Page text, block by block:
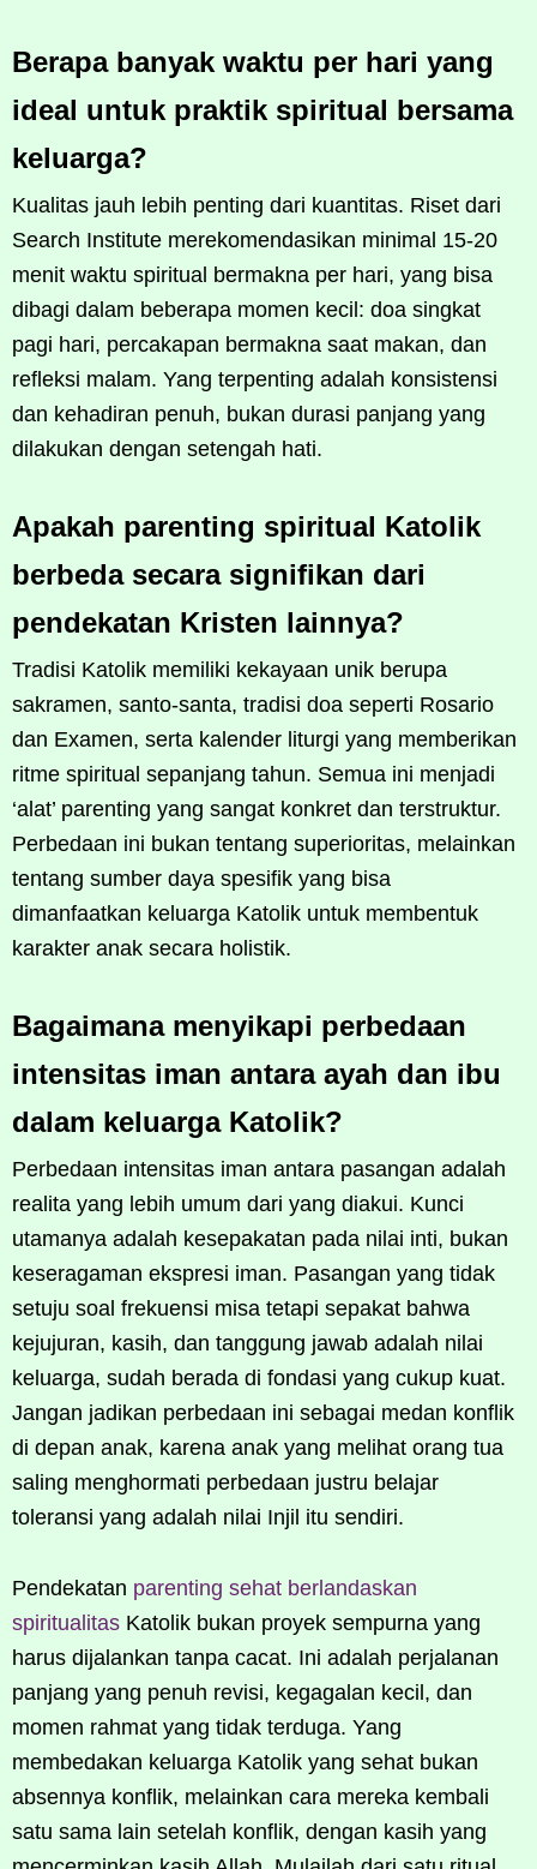
Berapa banyak waktu per hari yang
ideal untuk praktik spiritual bersama
keluarga?
Kualitas jauh lebih penting dari kuantitas. Riset dari
Search Institute merekomendasikan minimal 15-20
menit waktu spiritual bermakna per hari, yang bisa
dibagi dalam beberapa momen kecil: doa singkat
pagi hari, percakapan bermakna saat makan, dan
refleksi malam. Yang terpenting adalah konsistensi
dan kehadiran penuh, bukan durasi panjang yang
dilakukan dengan setengah hati.
Apakah parenting spiritual Katolik
berbeda secara signifikan dari
pendekatan Kristen lainnya?
Tradisi Katolik memiliki kekayaan unik berupa
sakramen, santo-santa, tradisi doa seperti Rosario
dan Examen, serta kalender liturgi yang memberikan
ritme spiritual sepanjang tahun. Semua ini menjadi
‘alat’ parenting yang sangat konkret dan terstruktur.
Perbedaan ini bukan tentang superioritas, melainkan
tentang sumber daya spesifik yang bisa
dimanfaatkan keluarga Katolik untuk membentuk
karakter anak secara holistik.
Bagaimana menyikapi perbedaan
intensitas iman antara ayah dan ibu
dalam keluarga Katolik?
Perbedaan intensitas iman antara pasangan adalah
realita yang lebih umum dari yang diakui. Kunci
utamanya adalah kesepakatan pada nilai inti, bukan
keseragaman ekspresi iman. Pasangan yang tidak
setuju soal frekuensi misa tetapi sepakat bahwa
kejujuran, kasih, dan tanggung jawab adalah nilai
keluarga, sudah berada di fondasi yang cukup kuat.
Jangan jadikan perbedaan ini sebagai medan konflik
di depan anak, karena anak yang melihat orang tua
saling menghormati perbedaan justru belajar
toleransi yang adalah nilai Injil itu sendiri.
Pendekatan parenting sehat berlandaskan
spiritualitas Katolik bukan proyek sempurna yang
harus dijalankan tanpa cacat. Ini adalah perjalanan
panjang yang penuh revisi, kegagalan kecil, dan
momen rahmat yang tidak terduga. Yang
membedakan keluarga Katolik yang sehat bukan
absennya konflik, melainkan cara mereka kembali
satu sama lain setelah konflik, dengan kasih yang